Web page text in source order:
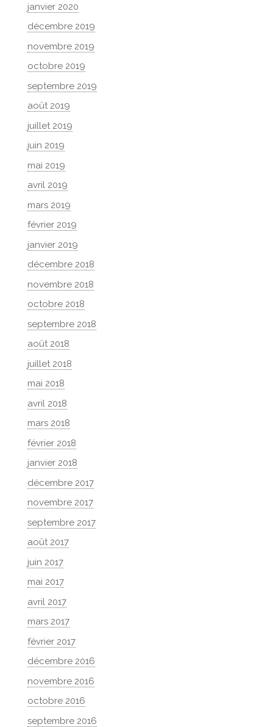
janvier 2020
décembre 2019
novembre 2019
octobre 2019
septembre 2019
août 2019
juillet 2019
juin 2019
mai 2019
avril 2019
mars 2019
février 2019
janvier 2019
décembre 2018
novembre 2018
octobre 2018
septembre 2018
août 2018
juillet 2018
mai 2018
avril 2018
mars 2018
février 2018
janvier 2018
décembre 2017
novembre 2017
septembre 2017
août 2017
juin 2017
mai 2017
avril 2017
mars 2017
février 2017
décembre 2016
novembre 2016
octobre 2016
septembre 2016